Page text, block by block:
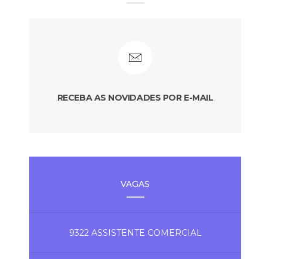
RECEBA AS NOVIDADES POR E-MAIL
VAGAS
9322 ASSISTENTE COMERCIAL